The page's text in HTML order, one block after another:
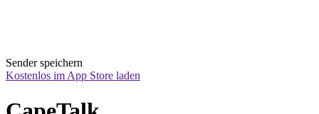
Sender speichern
Kostenlos im App Store laden